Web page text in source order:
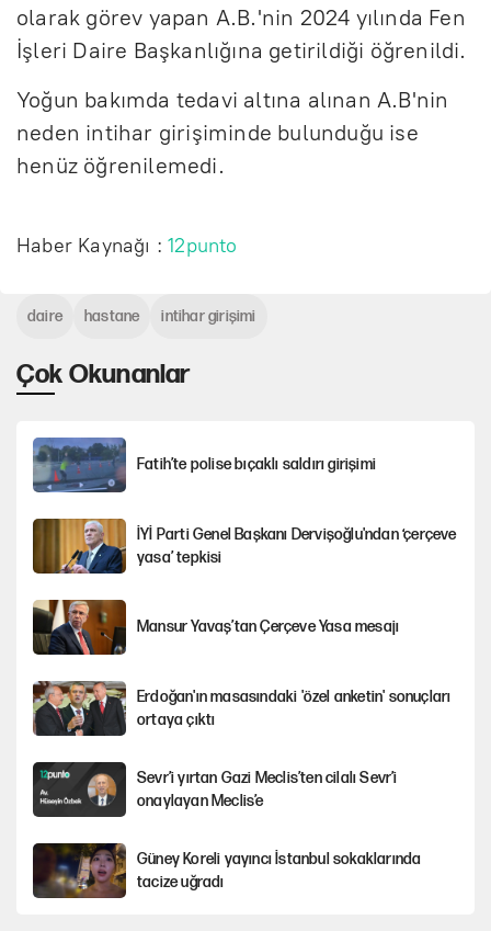
olarak görev yapan A.B.'nin 2024 yılında Fen
İşleri Daire Başkanlığına getirildiği öğrenildi.
Yoğun bakımda tedavi altına alınan A.B'nin
neden intihar girişiminde bulunduğu ise
henüz öğrenilemedi.
Haber Kaynağı :12punto
Çok Okunanlar
Fatih’te polise bıçaklı saldırı girişimi
İYİ Parti Genel Başkanı Dervişoğlu'ndan ‘çerçeve
yasa’ tepkisi
Mansur Yavaş’tan Çerçeve Yasa mesajı
Erdoğan'ın masasındaki 'özel anketin' sonuçları
ortaya çıktı
Sevr’i yırtan Gazi Meclis’ten cilalı Sevr’i
onaylayan Meclis’e
Güney Koreli yayıncı İstanbul sokaklarında
tacize uğradı
daire hastane intihar girişimi